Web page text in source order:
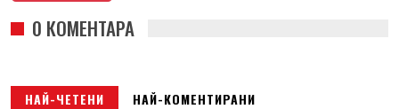
0 КОМЕНТАРА
НАЙ-ЧЕТЕНИ НАЙ-КОМЕНТИРАНИ